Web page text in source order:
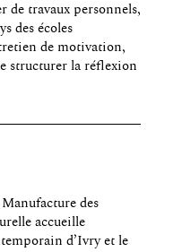
de travaux personnels,
des écoles
de motivation,
structurer la réflexion
des
accueille
d’Ivry et le